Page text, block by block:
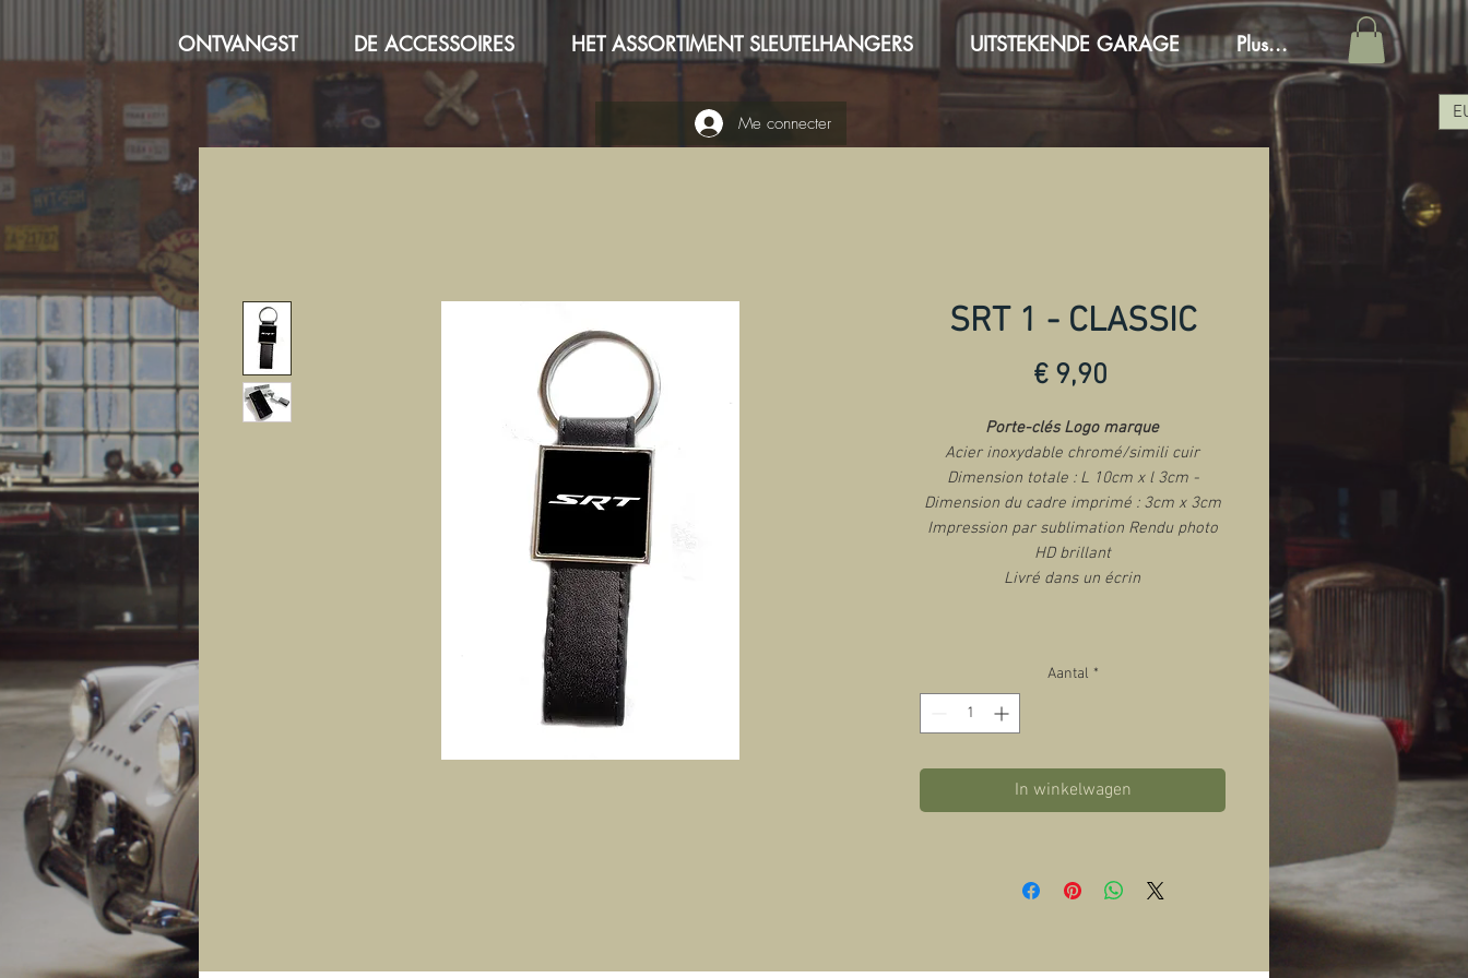
ONTVANGST DE ACCESSOIRES HET ASSORTIMENT SLEUTELHANGERS UITSTEKENDE GARAGE Plus...
Me connecter
SRT 1 - CLASSIC
€ 9,90Prijs
Porte-clés Logo marque
Acier inoxydable chromé/simili cuir
Dimension totale : L 10cm x l 3cm -
Dimension du cadre imprimé : 3cm x 3cm
Impression par sublimation Rendu photo
HD brillant
Livré dans un écrin
Aantal *
In winkelwagen